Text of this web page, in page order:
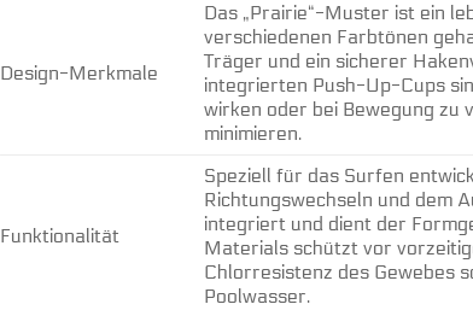
Design-Merkmale
Das „Prairie“-Muster ist ein
verschiedenen Farbtönen
Träger und ein sicherer
integrierten Push-Up-Cups
wirken oder bei Bewegung zu
minimieren.
Funktionalität
Speziell für das Surfen
Richtungswechseln und dem
integriert und dient der
Materials schützt vor
Chlorresistenz des Gewebes
Poolwasser.